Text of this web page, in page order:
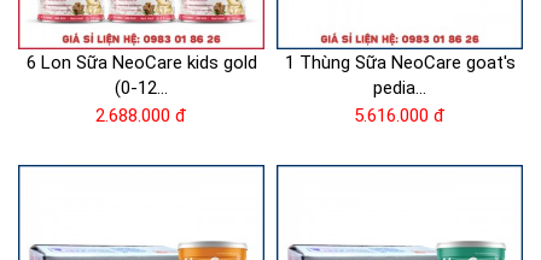
6 Lon Sữa NeoCare kids gold
(0-12...
2.688.000 đ
1 Thùng Sữa NeoCare goat's
pedia...
5.616.000 đ